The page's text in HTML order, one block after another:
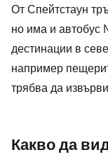
От Спейтстаун
но има и автобус
дестинации в
например
трябва да
Какво да